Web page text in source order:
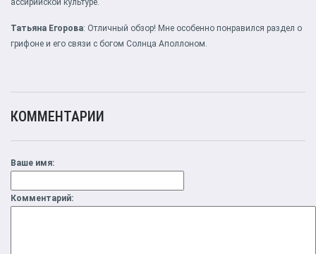
ассирийской культуре.
Татьяна Егорова: Отличный обзор! Мне особенно понравился раздел о
грифоне и его связи с богом Солнца Аполлоном.
КОММЕНТАРИИ
Ваше имя:
Комментарий: